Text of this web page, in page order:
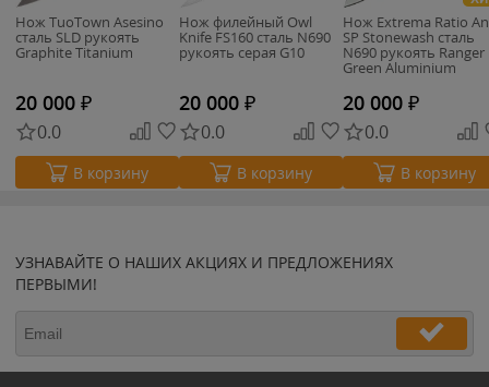
Нож TuoTown Asesino
сталь SLD рукоять
Graphite Titanium
20 000 ₽
0.0
В корзину
Нож филейный Owl
Knife FS160 сталь N690
рукоять серая G10
20 000 ₽
0.0
В корзину
Нож Extrema Ratio
SP Stonewash сталь
N690 рукоять Ranger
Green Aluminium
20 000 ₽
0.0
В корзину
УЗНАВАЙТЕ О НАШИХ АКЦИЯХ И ПРЕДЛОЖЕНИЯХ
ПЕРВЫМИ!